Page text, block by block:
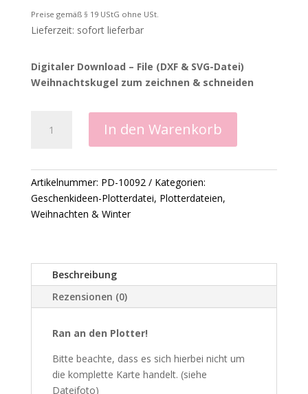
Preise gemäß § 19 UStG ohne USt.
Lieferzeit: sofort lieferbar
Digitaler Download – File (DXF & SVG-Datei)
Weihnachtskugel zum zeichnen & schneiden
Weihnachtskugel
zeichnen
-
Plotterdatei
Menge
In den Warenkorb
Artikelnummer: PD-10092
Kategorien:
Geschenkideen-Plotterdatei, Plotterdateien,
Weihnachten & Winter
Beschreibung
Rezensionen (0)
Ran an den Plotter!
Bitte beachte, dass es sich hierbei nicht um
die komplette Karte handelt. (siehe
Dateifoto)